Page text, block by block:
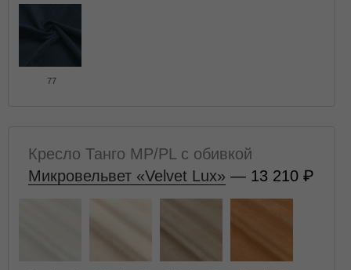
77
Кресло Танго MP/PL с обивкой
Микровельвет «Velvet Lux» — 13 210